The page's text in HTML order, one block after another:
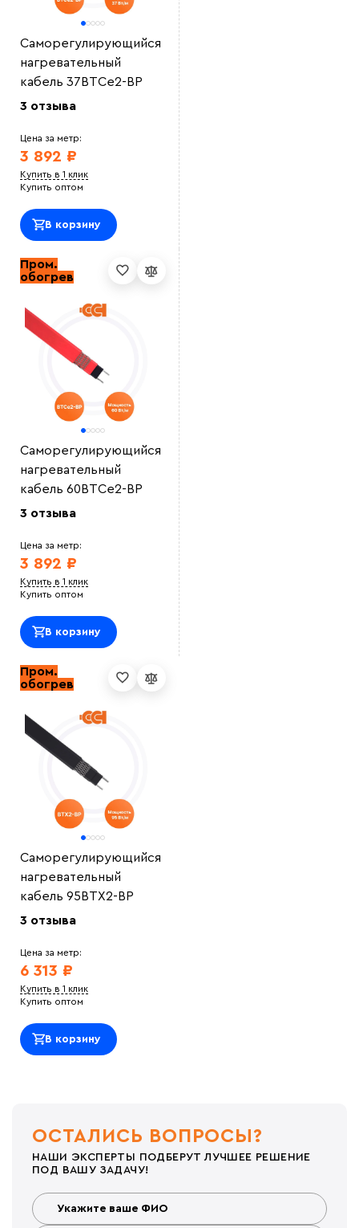
Саморегулирующийся
нагревательный
кабель 37ВТСe2-ВР
3 отзыва
Цена за метр:
3 892 ₽
Купить в 1 клик
Купить оптом
В корзину
Пром.
обогрев
Саморегулирующийся
нагревательный
кабель 60ВТСe2-ВР
3 отзыва
Цена за метр:
3 892 ₽
Купить в 1 клик
Купить оптом
В корзину
Пром.
обогрев
Саморегулирующийся
нагревательный
кабель 95ВТХ2-ВР
3 отзыва
Цена за метр:
6 313 ₽
Купить в 1 клик
Купить оптом
В корзину
ОСТАЛИСЬ ВОПРОСЫ?
НАШИ ЭКСПЕРТЫ ПОДБЕРУТ ЛУЧШЕЕ РЕШЕНИЕ
ПОД ВАШУ ЗАДАЧУ!